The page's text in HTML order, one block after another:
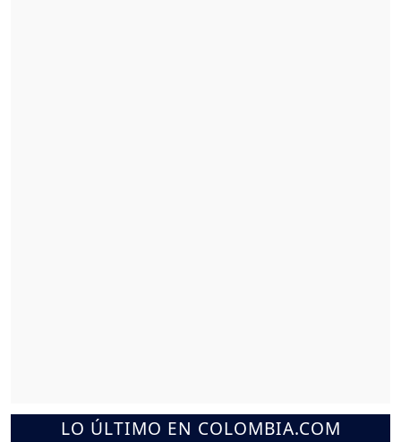
LO ÚLTIMO EN COLOMBIA.COM